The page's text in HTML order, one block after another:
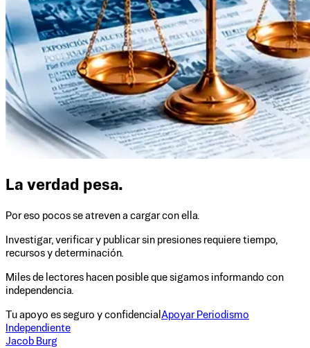
La verdad pesa.
Por eso pocos se atreven a cargar con ella.
Investigar, verificar y publicar sin presiones requiere tiempo,
recursos y determinación.
Miles de lectores hacen posible que sigamos informando con
independencia.
Tu apoyo es seguro y confidencial Apoyar Periodismo
Independiente
Jacob Burg